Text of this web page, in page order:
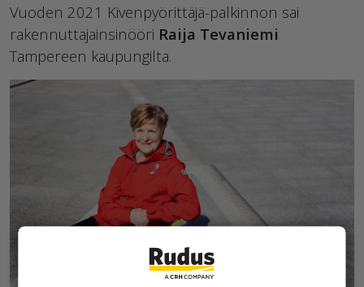
Vuoden 2021 Kivenpyörittäjä-palkinnon sai
rakennuttajainsinööri Raija Tevaniemi
Tampereen kaupungilta.